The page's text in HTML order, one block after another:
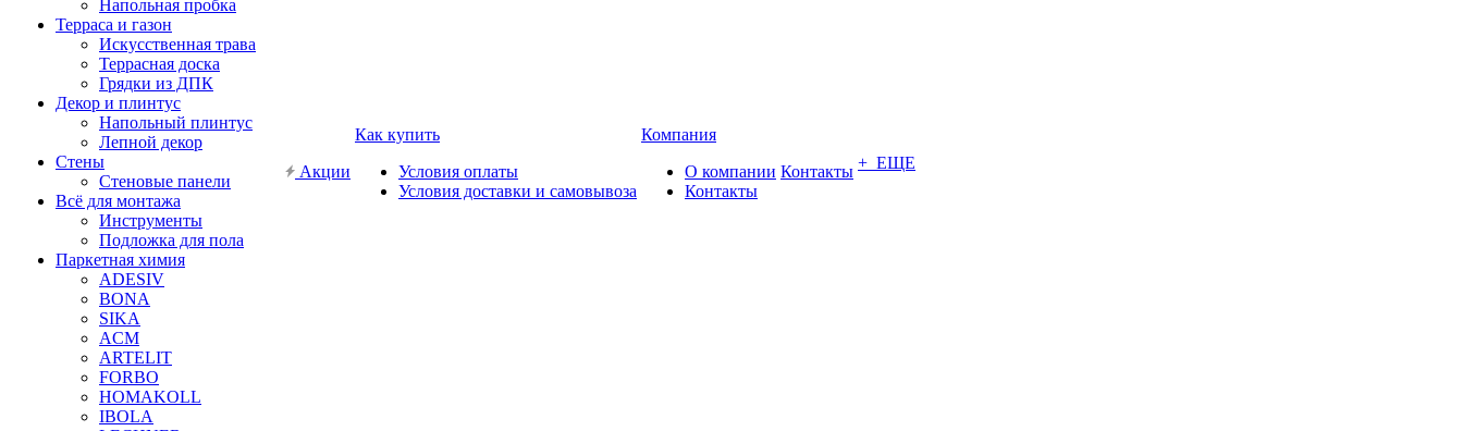
Напольная пробка
Терраса и газон
Искусственная трава
Террасная доска
Грядки из ДПК
Декор и плинтус
Напольный плинтус
Лепной декор
Стены
Стеновые панели
Всё для монтажа
Инструменты
Подложка для пола
Паркетная химия
ADESIV
BONA
SIKA
ACM
ARTELIT
FORBO
HOMAKOLL
IBOLA
Акции
Как купить
Условия оплаты
Условия доставки и самовывоза
Компания
О компании
Контакты
Контакты + ЕЩЕ